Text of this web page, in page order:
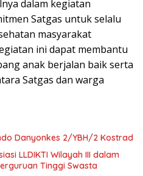
dalam kegiatan
Satgas untuk selalu
masyarakat
ini dapat membantu
anak berjalan baik serta
Satgas dan warga
Danyonkes 2/YBH/2 Kostrad
LLDIKTI Wilayah III dalam
Tinggi Swasta